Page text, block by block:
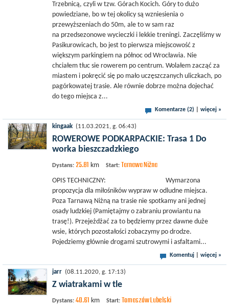
Trzebnicą, czyli w tzw. Górach Kocich. Góry to dużo
powiedziane, bo w tej okolicy są wzniesienia o
przewyższeniach do 50m, ale to w sam raz
na przedsezonowe wycieczki i lekkie treningi. Zaczęliśmy w
Pasikurowicach, bo jest to pierwsza miejscowość z
większym parkingiem na północ od Wrocławia. Nie
chciałem tłuc sie rowerem po centrum. Wolałem zacząć za
miastem i pokręcić się po mało uczęszczanych uliczkach, po
pagórkowatej trasie. Ale równie dobrze można dojechać
do tego miejsca z...
Komentarze (2) więcej »
kingaak (11.03.2021, g. 06:43)
ROWEROWE PODKARPACKIE: Trasa 1 Do
worka bieszczadzkiego
Dystans: 25.81 km Start: Tarnawa Niżna
OPIS TECHNICZNY: Wymarzona
propozycja dla miłośników wypraw w odludne miejsca.
Poza Tarnawą Niżną na trasie nie spotkamy ani jednej
osady ludzkiej (Pamiętajmy o zabraniu prowiantu na
trasę!). Przejeżdżać za to będziemy przez dawne duże
wsie, których pozostałości zobaczymy po drodze.
Pojedziemy głównie drogami szutrowymi i asfaltami...
Komentuj więcej »
jarr (08.11.2020, g. 17:13)
Z wiatrakami w tle
Dystans: 40.61 km Start: Tomaszów Lubelski